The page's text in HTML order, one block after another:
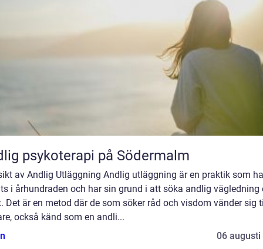
psykoterapi på Södermalm
av Andlig Utläggning Andlig utläggning är en praktik som
i århundraden och har sin grund i att söka andlig vägledning
Det är en metod där de som söker råd och visdom vänder sig
också känd som en andli...
06 augusti